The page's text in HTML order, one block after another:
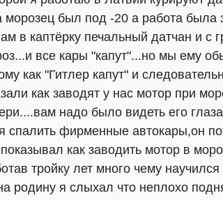
морозец был под -20 а работа была
в каптёрку печальный датчан и с
все кары "капут"...но мы ему
как "Гитлер капут" и
как заводят у нас мотор при
надо было видеть его
спалить фирменные автокары,он
как заводить мотор в
тройку лет много чему научился
родину я слыхал что неплохо